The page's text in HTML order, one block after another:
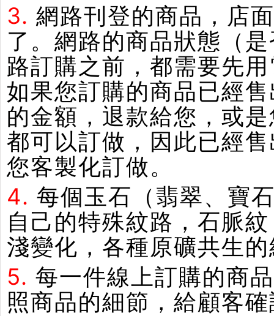
3. 網路刊登的商品，店
了。網路的商品狀態（
路訂購之前，都需要先
如果您訂購的商品已經
的金額，退款給您，或
都可以訂做，因此已經
您客製化訂做。
4. 每個玉石（翡翠、寶
自己的特殊紋路，石脈
淺變化，各種原礦共生
5. 每一件線上訂購的商
照商品的細節，給顧客